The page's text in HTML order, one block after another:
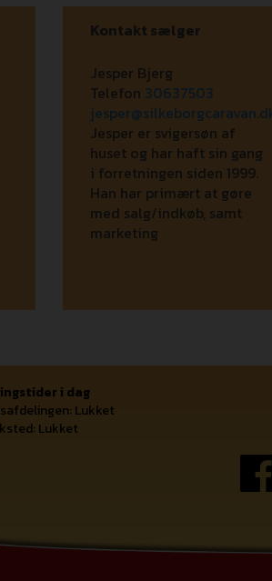
Kontakt sælger
Jesper Bjerg
Telefon 30637503
Jesper er svigersøn af
huset og har haft sin gang
i forretningen siden 1999.
Han har primært at gøre
med salg/indkøb, samt
marketing
i dag
Lukket
Lukket